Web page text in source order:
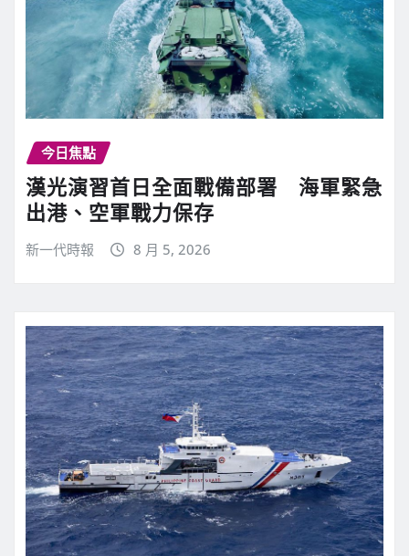
今日焦點
漢光演習首日全面戰備部署 海軍緊急
出港、空軍戰力保存
新一代時報 8 月 5, 2026